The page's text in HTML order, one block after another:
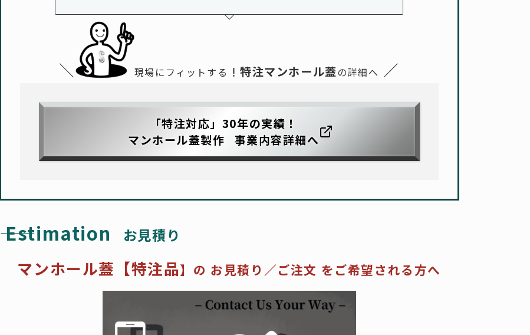
＼ 現場にフィットする 特注マンホール蓋の詳細へ ／
「特注対応」30年の実績！
マンホール蓋製作
事業内容詳細へ
――Estimation お見積り
マンホール蓋 【特注品】の お見積り ／ご注文 をご希望される方へ